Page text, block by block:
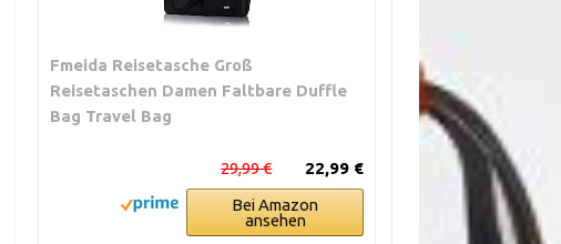
Fmeida Reisetasche Groß
Reisetaschen Damen Faltbare Duffle
Bag Travel Bag
22,99 €
29,99 €
Bei Amazon
ansehen